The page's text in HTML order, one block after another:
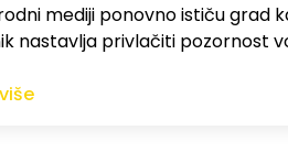
mediji ponovno ističu grad
nastavlja privlačiti pozornost